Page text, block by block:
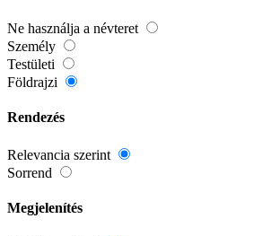
Ne használja a névteret
Személy
Testületi
Földrajzi
Rendezés
Relevancia szerint
Sorrend
Megjelenítés